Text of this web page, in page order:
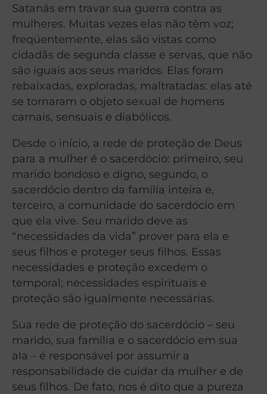
Satanás em travar sua guerra contra as
mulheres. Muitas vezes elas não têm voz;
freqüentemente, elas são vistas como
cidadãs de segunda classe e servas, que não
são iguais aos seus maridos. Elas foram
rebaixadas, exploradas, maltratadas: elas até
se tornaram o objeto sexual de homens
carnais, sensuais e diabólicos.
Desde o início, a rede de proteção de Deus
para a mulher é o sacerdócio: primeiro, seu
marido bondoso e digno, segundo, o
sacerdócio dentro da família inteira e,
terceiro, a comunidade do sacerdócio em
que ela vive. Seu marido deve as
“necessidades da vida” prover para ela e
seus filhos e proteger seus filhos. Essas
necessidades e proteção excedem o
temporal; necessidades espirituais e
proteção são igualmente necessárias.
Sua rede de proteção do sacerdócio – seu
marido, sua família e o sacerdócio em sua
ala – é responsável por assumir a
responsabilidade de cuidar da mulher e de
seus filhos. De fato, nos é dito que a pureza